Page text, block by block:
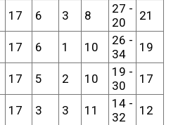
17 6 3 8
27 -
20
21
17 6 1 10
26 -
34
19
17 5 2 10
19 -
30
17
17 3 3 11
14 -
32
12